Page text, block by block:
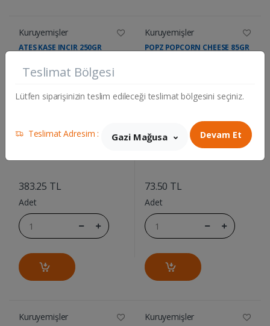
Kuruyemişler
ATES KASE INCIR 250GR
383.25 TL
Adet
Kuruyemişler
POPZ POPCORN CHEESE 85GR
73.50 TL
Adet
Kuruyemişler Kuruyemişler
Teslimat Bölgesi
Lütfen siparişinizin teslim edileceği teslimat bölgesini seçiniz.
Teslimat Adresim : Gazi Mağusa Devam Et